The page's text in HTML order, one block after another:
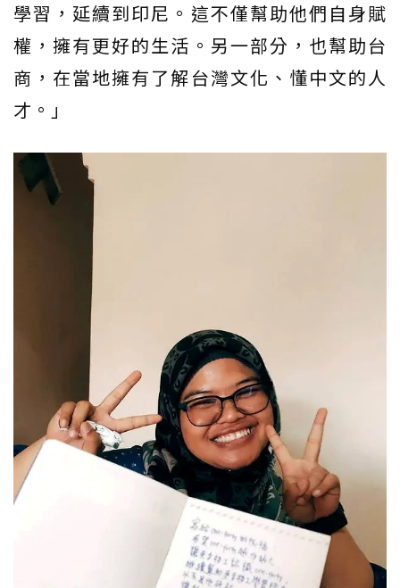
學習，延續到印尼。這不僅幫助他們自身賦
權，擁有更好的生活。另一部分，也幫助台
商，在當地擁有了解台灣文化、懂中文的人
才。」